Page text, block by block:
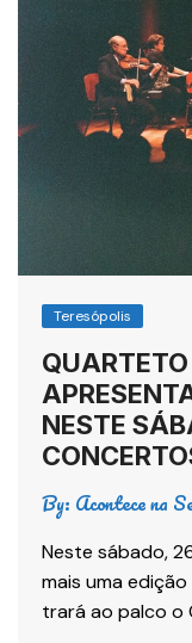
Teresópolis
NESTE
By: Acontece na
Neste sábado,
mais uma
trará ao palco o